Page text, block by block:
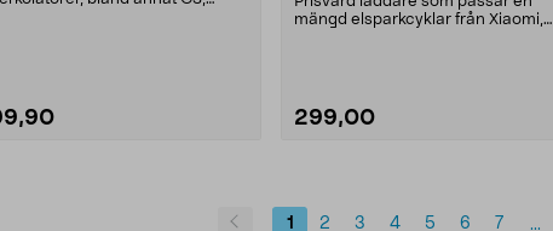
mängd elsparkcyklar från Xiaomi,
299,00
1 2 3 4 5 6 7 ...